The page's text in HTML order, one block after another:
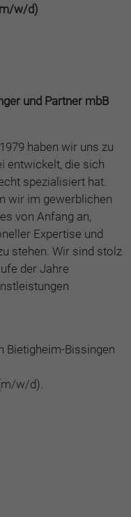
w/d)
und Partner mbB
haben wir uns zu
entwickelt, die sich
spezialisiert hat.
wir im gewerblichen
von Anfang an,
Expertise und
stehen. Wir sind stolz
der Jahre
Bietigheim-Bissingen
w/d).